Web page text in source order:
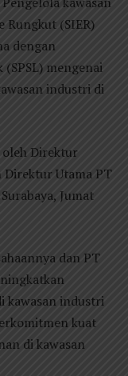
Rungkut (SIER)
dengan
mengenai
industri di
Direktur
Direktur Utama PT
Jumat
dan PT
kawasan industri
kuat
di kawasan